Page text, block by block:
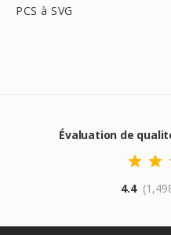
PCS à SVG
Évaluation de
4.4